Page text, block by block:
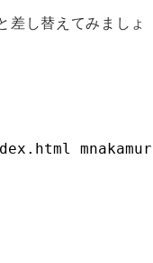
差し替えてみましょ